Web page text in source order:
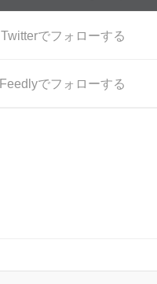
Twitterでフォローする
Feedlyでフォローする